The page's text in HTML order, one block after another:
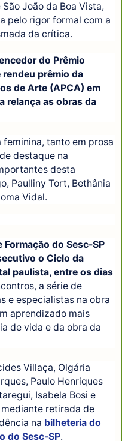
João da Boa Vista,
pelo rigor formal com a
da crítica.
do Prêmio
rendeu prêmio da
de Arte (APCA) em
relança as obras da
tanto em prosa
destaque na
desta
Paulliny Tort, Bethânia
Vidal.
Formação do Sesc-SP
o Ciclo da
paulista, entre os dias
a série de
e especialistas na obra
aprendizado mais
de vida e da obra da
Villaça, Olgária
Paulo Henriques
Isabela Bosi e
retirada de
na bilheteria do
do Sesc-SP.